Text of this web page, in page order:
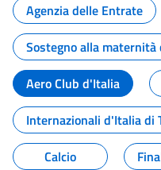
Agenzia delle Entrate
Sostegno alla
Aero Club d'Italia
Internazionali d'Italia di
Calcio